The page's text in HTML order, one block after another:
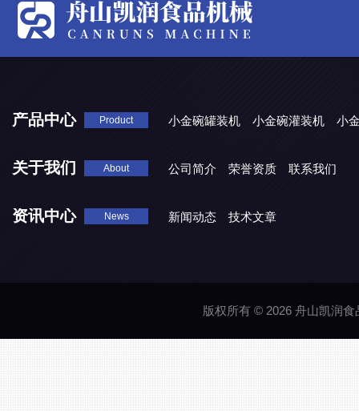
产品中心 Product 小金碗罐装机 小金碗灌装机 小
关于我们 About 公司简介 荣誉资质 联系我们
资讯中心 News 新闻动态 技术文章
版权所有 © 2026 舟山凯润